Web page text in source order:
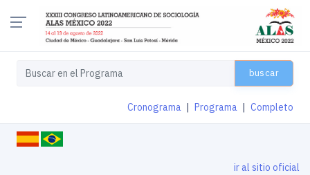
buscar
Cronograma Programa Completo
ir al sitio oficial